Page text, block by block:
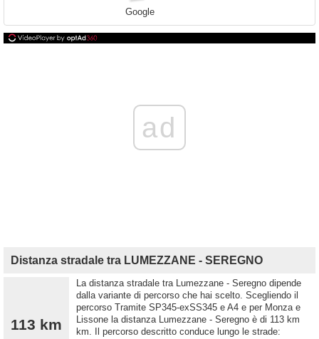
Google
ad
Distanza stradale tra LUMEZZANE - SEREGNO
113 km
La distanza stradale tra Lumezzane - Seregno dipende
dalla variante di percorso che hai scelto. Scegliendo il
percorso Tramite SP345-exSS345 e A4 e per Monza e
Lissone la distanza Lumezzane - Seregno è di 113 km
km. Il percorso descritto conduce lungo le strade: